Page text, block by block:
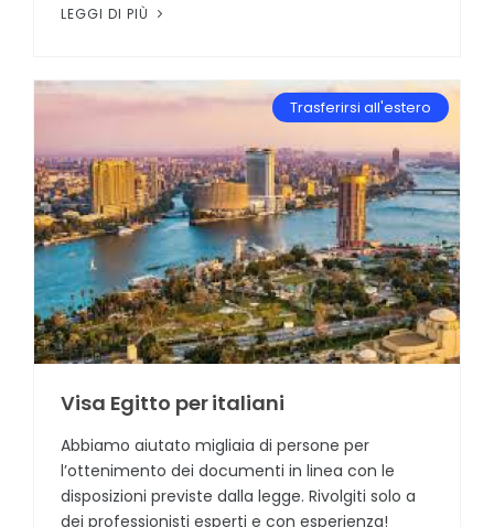
LEGGI DI PIÙ
Trasferirsi all'estero
Visa Egitto per italiani
Abbiamo aiutato migliaia di persone per
l’ottenimento dei documenti in linea con le
disposizioni previste dalla legge. Rivolgiti solo a
dei professionisti esperti e con esperienza!